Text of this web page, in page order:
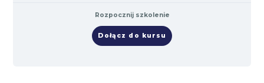
Rozpocznij szkolenie
Dołącz do kursu